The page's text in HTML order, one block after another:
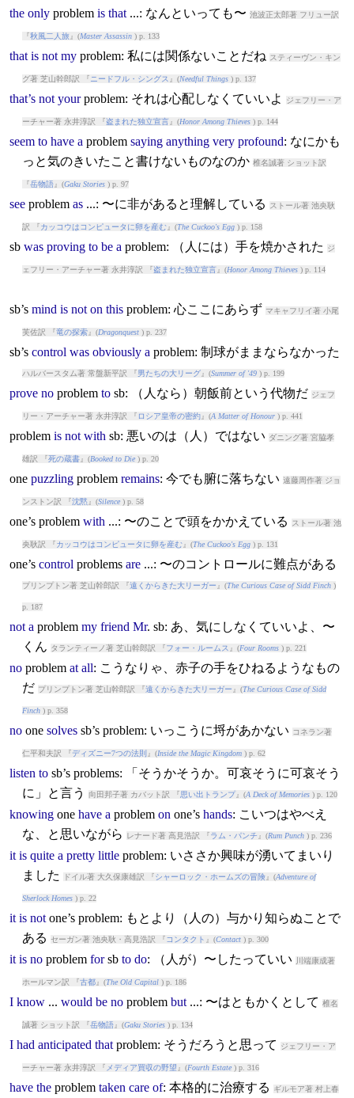
the only problem is that...: なんといっても〜 池波正太郎著 フリュー訳
『秋風二人旅』(Master Assassin) p. 133
that is not my problem: 私には関係ないことだね スティーヴン・キン
グ著 芝山幹郎訳 『 ニードフル・シングス 』(Needful Things) p. 137
that’s not your problem: それは心配しなくていいよ ジェフリー・ア
ーチャー著 永井淳訳 『盗まれた独立宣言』(Honor Among Thieves) p. 144
seem to have a problem saying anything very profound: なにかも
っと気のきいたこと書けないものなのか 椎名誠著 ショット訳
『岳物語』(Gaku Stories) p. 97
see problem as...: 〜に非があると理解している ストール著 池央耿
訳 『カッコウはコンピュータに卵を産む』(The Cuckoo's Egg) p. 158
sb was proving to be a problem: （人には）手を焼かされた ジ
ェフリー・アーチャー著 永井淳訳 『盗まれた独立宣言』(Honor Among Thieves) p. 114
sb’s mind is not on this problem: 心ここにあらず マキャフリイ著 小尾
芙佐訳 『竜の探索』(Dragonquest) p. 237
sb’s control was obviously a problem: 制球がままならなかった
ハルバースタム著 常盤新平訳 『男たちの大リーグ』(Summer of '49) p. 199
prove no problem tosb: （人なら）朝飯前という代物だ ジェフ
リー・アーチャー著 永井淳訳 『 ロシア皇帝の密約』(A Matter of Honour) p. 441
problem is not with sb: 悪いのは（人）ではない ダニング著 宮脇孝
雄訳 『死の蔵書』(Booked to Die) p. 20
one puzzling problem remains: 今でも腑に落ちない 遠藤周作著 ジョ
ンストン訳 『沈黙』(Silence) p. 58
one’s problem with ...: 〜のことで頭をかかえている ストール著 池
央耿訳 『カッコウはコンピュータに卵を産む』(The Cuckoo's Egg) p. 131
one’s control problems are...: 〜のコントロールに難点がある
プリンプトン著 芝山幹郎訳 『遠くからきた大リーガー 』(The Curious Case of Sidd Finch)
p. 187
not a problem my friend Mr. sb: あ、気にしなくていいよ、〜
くん タランティーノ著 芝山幹郎訳 『フォー・ルームス 』(Four Rooms) p. 221
no problem at all: こうなりゃ、赤子の手をひねるようなもの
だ プリンプトン著 芝山幹郎訳 『遠くからきた大リーガー 』(The Curious Case of Sidd
Finch) p. 358
noone solvessb’s problem: いっこうに埒があかない コネラン著
仁平和夫訳 『ディズニー7つの法則 』(Inside the Magic Kingdom) p. 62
listen tosb’s problems: 「そうかそうか。可哀そうに可哀そう
に」と言う
向田邦子著 カバット訳 『思い出トランプ』(A Deck of Memories) p. 120
knowingone have a problem on one’s hands: こいつはやべえ
な、と思いながら
レナード著 高見浩訳 『ラム・パンチ 』(Rum Punch) p. 236
it is quite a pretty little problem: いささか興味が湧いてまいり
ました
ドイル著 大久保康雄訳 『シャーロック・ホームズの冒険』(Adventure of
Sherlock Homes) p. 22
it is notone’s problem: もとより（人の）与かり知らぬことで
ある
セーガン著 池央耿・高見浩訳 『コンタクト 』(Contact) p. 300
it is no problem forsb to do: （人が）〜したっていい 川端康成著
ホールマン訳 『古都』(The Old Capital) p. 186
I know... would be no problem but...: 〜はともかくとして 椎名
誠著 ショット訳 『岳物語』(Gaku Stories) p. 134
I had anticipated that problem: そうだろうと思って ジェフリー・ア
ーチャー著 永井淳訳 『 メディア買収の野望 』(Fourth Estate) p. 316
have the problem taken care of: 本格的に治療する ギルモア著 村上春